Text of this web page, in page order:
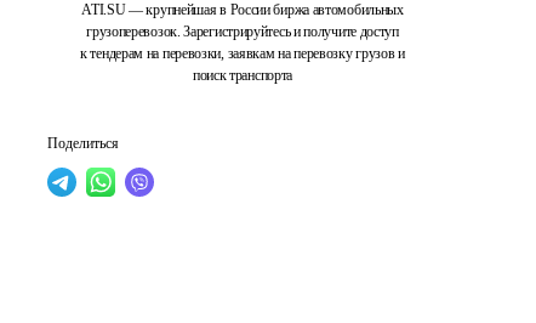
ATI.SU — крупнейшая в России биржа автомобильных
грузоперевозок. Зарегистрируйтесь и получите доступ
к тендерам на перевозки, заявкам на перевозку грузов и
поиск транспорта
Поделиться